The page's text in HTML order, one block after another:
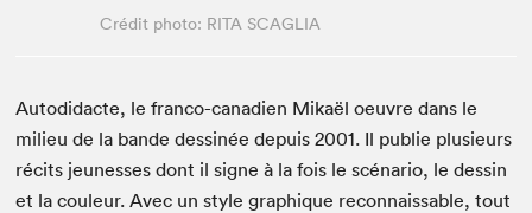
Crédit photo: RITA SCAGLIA
Autodidacte, le franco-canadien Mikaël oeuvre dans le
milieu de la bande dessinée depuis 2001. Il publie plusieurs
récits jeunesses dont il signe à la fois le scénario, le dessin
et la couleur. Avec un style graphique reconnaissable, tout